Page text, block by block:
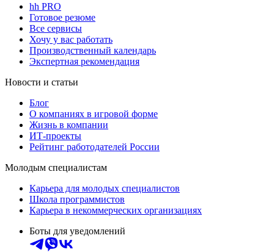
hh PRO
Готовое резюме
Все сервисы
Хочу у вас работать
Производственный календарь
Экспертная рекомендация
Новости и статьи
Блог
О компаниях в игровой форме
Жизнь в компании
ИТ-проекты
Рейтинг работодателей России
Молодым специалистам
Карьера для молодых специалистов
Школа программистов
Карьера в некоммерческих организациях
Боты для уведомлений